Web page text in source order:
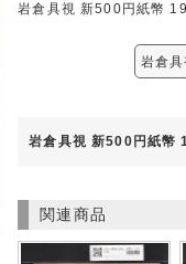
岩倉具視 新500円紙幣
岩倉
岩倉具視 新500円紙幣
関連商品